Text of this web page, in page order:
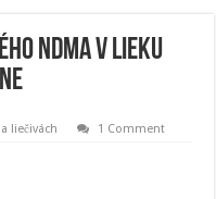
NDMA v lieku
liečivách
1 Comment